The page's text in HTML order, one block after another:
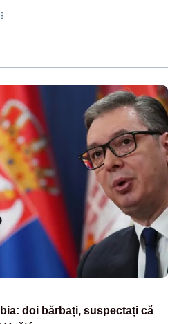
doi bărbați, suspectați că